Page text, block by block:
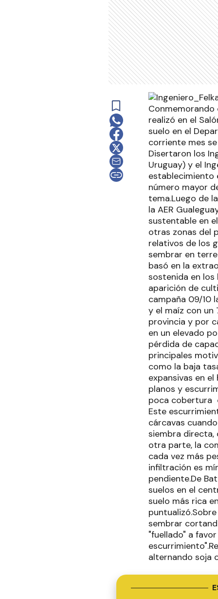
Conmemorando
realizó en el
suelo en el
corriente mes
Disertaron los
Uruguay) y el
establecimiento
número mayor
tema.Luego de
la AER
sustentable en
otras zonas del
relativos de los
sembrar en
basó en la
sostenida en
aparición de
campaña 09/10
y el maíz con un
provincia y por
en un elevado
pérdida de
principales
como la baja
expansivas en
planos y
poca cobertura
Este
cárcavas
siembra directa,
otra parte, la
cada vez más
infiltración es
pendiente.De
suelos en el
suelo más rica
sembrar
"fuellado" a
alternando soja